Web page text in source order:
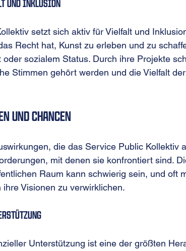
und Inklusion
setzt sich aktiv für Vielfalt und
Recht hat, Kunst zu erleben und zu
sozialem Status. Durch ihre Projekte
Stimmen gehört werden und die Vielfalt
und Chancen
die das Service Public Kollektiv
mit denen sie konfrontiert sind.
Raum kann schwierig sein, und oft
Visionen zu verwirklichen.
Unterstützung ist eine der größten